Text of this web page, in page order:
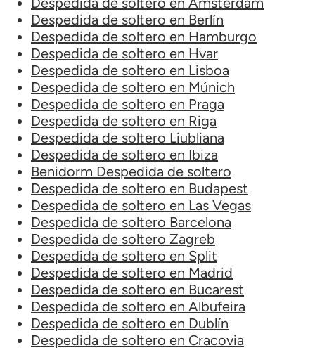
Despedida de soltero en Berlín
Despedida de soltero en Hamburgo
Despedida de soltero en Hvar
Despedida de soltero en Lisboa
Despedida de soltero en Múnich
Despedida de soltero en Praga
Despedida de soltero en Riga
Despedida de soltero Liubliana
Despedida de soltero en Ibiza
Benidorm Despedida de soltero
Despedida de soltero en Budapest
Despedida de soltero en Las Vegas
Despedida de soltero Barcelona
Despedida de soltero Zagreb
Despedida de soltero en Split
Despedida de soltero en Madrid
Despedida de soltero en Bucarest
Despedida de soltero en Albufeira
Despedida de soltero en Dublín
Despedida de soltero en Cracovia